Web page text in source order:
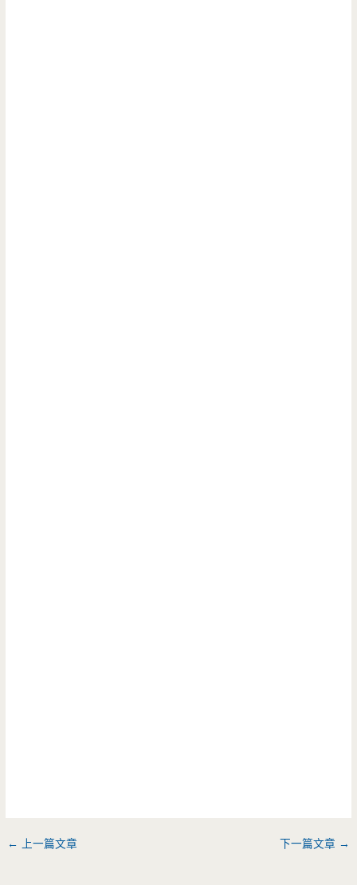
← 上一篇文章 下一篇文章 →